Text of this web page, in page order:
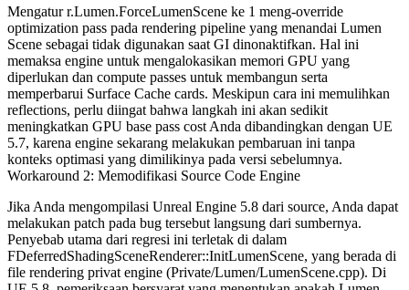
Mengaturr.Lumen.ForceLumenScene ke 1 meng-override
optimization pass pada rendering pipeline yang menandai Lumen
Scene sebagai tidak digunakan saat GI dinonaktifkan. Hal ini
memaksa engine untuk mengalokasikan memori GPU yang
diperlukan dan compute passes untuk membangun serta
memperbarui Surface Cache cards. Meskipun cara ini memulihkan
reflections, perlu diingat bahwa langkah ini akan sedikit
meningkatkan GPU base pass cost Anda dibandingkan dengan UE
5.7, karena engine sekarang melakukan pembaruan ini tanpa
konteks optimasi yang dimilikinya pada versi sebelumnya.
Workaround 2: Memodifikasi Source Code Engine
Jika Anda mengompilasi Unreal Engine 5.8 dari source, Anda dapat
melakukan patch pada bug tersebut langsung dari sumbernya.
Penyebab utama dari regresi ini terletak di dalam
FDeferredShadingSceneRenderer::InitLumenScene, yang berada di
file rendering privat engine (Private/Lumen/LumenScene.cpp). Di